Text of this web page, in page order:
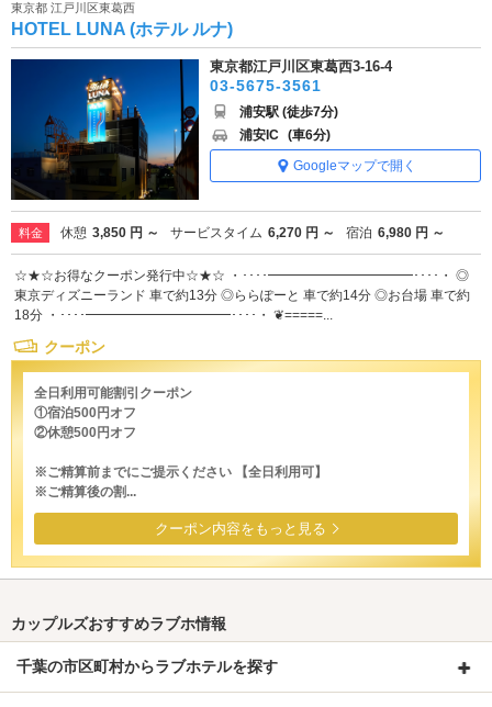
東京都 江戸川区東葛西
HOTEL LUNA (ホテル ルナ)
東京都江戸川区東葛西3-16-4
03-5675-3561
浦安駅 (徒歩7分)
浦安IC (車6分)
Googleマップで開く
料金 休憩 3,850 円 ～ サービスタイム 6,270 円 ～ 宿泊 6,980 円 ～
☆★☆お得なクーポン発行中☆★☆ ・････━━━━━━━━━━━････・ ◎
東京ディズニーランド 車で約13分 ◎ららぽーと 車で約14分 ◎お台場 車で約
18分 ・････━━━━━━━━━━━････・ ❦=====...
クーポン
全日利用可能割引クーポン
①宿泊500円オフ
②休憩500円オフ
※ご精算前までにご提示ください 【全日利用可】
※ご精算後の割...
クーポン内容をもっと見る
カップルズおすすめラブホ情報
千葉の市区町村からラブホテルを探す